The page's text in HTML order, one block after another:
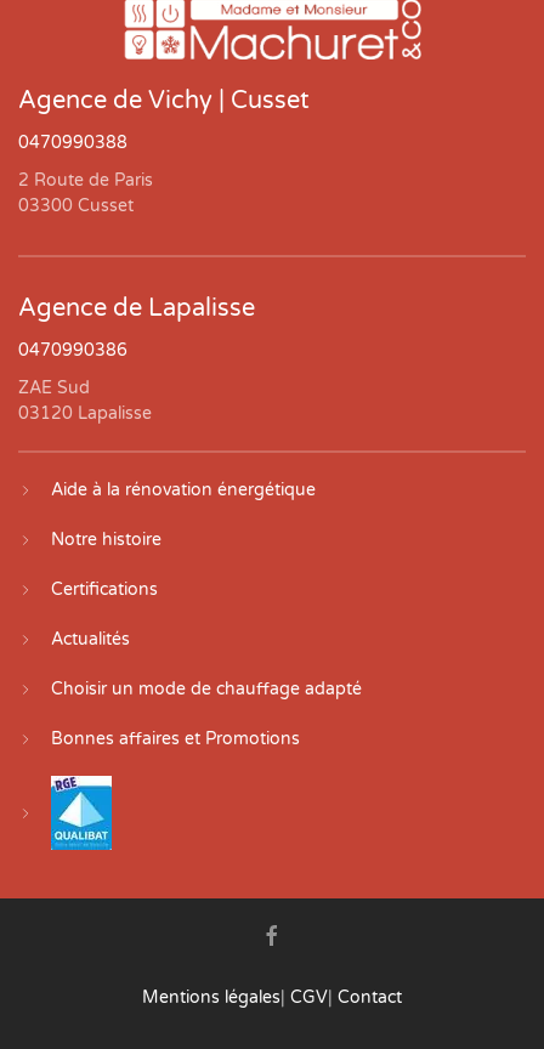
Agence de Vichy | Cusset
0470990388
2 Route de Paris
03300 Cusset
Agence de Lapalisse
0470990386
ZAE Sud
03120 Lapalisse
Aide à la rénovation énergétique
Notre histoire
Certifications
Actualités
Choisir un mode de chauffage adapté
Bonnes affaires et Promotions
Mentions légales CGV Contact